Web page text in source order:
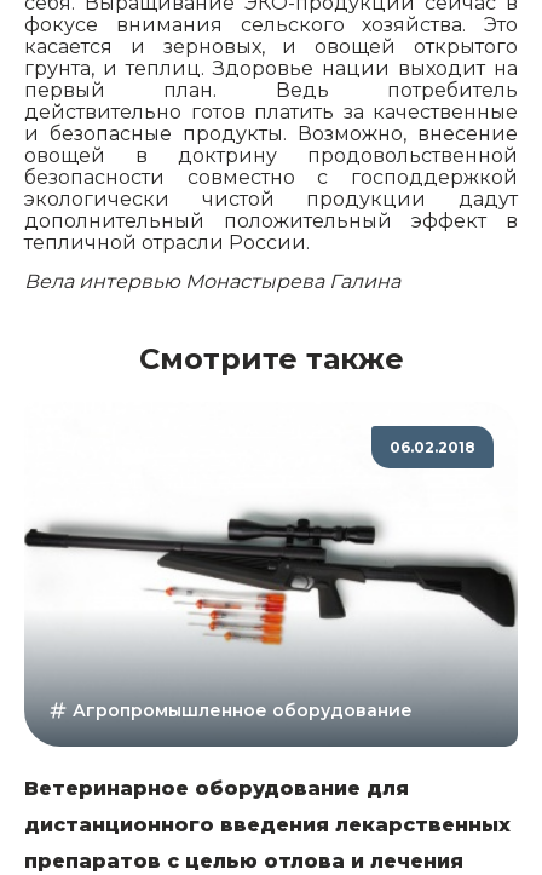
фокусе внимания сельского хозяйства. Это
касается и зерновых, и овощей открытого
грунта, и теплиц. Здоровье нации выходит на
первый план. Ведь потребитель
действительно готов платить за качественные
и безопасные продукты. Возможно, внесение
овощей в доктрину продовольственной
безопасности совместно с господдержкой
экологически чистой продукции дадут
дополнительный положительный эффект в
тепличной отрасли России.
Вела интервью Монастырева Галина
Смотрите также
06.02.2018
Агропромышленное оборудование
Ветеринарное оборудование для
дистанционного введения лекарственных
препаратов с целью отлова и лечения